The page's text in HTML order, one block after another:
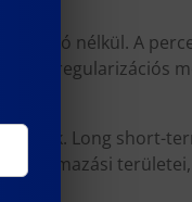
tanító nélkül. A
regularizációs
hálók. Long short-
alkalmazási